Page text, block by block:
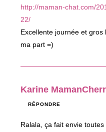
http://maman-chat.com/
22/
Excellente journée et
ma part =)
Karine
RÉPONDRE
Ralala, ça fait envie